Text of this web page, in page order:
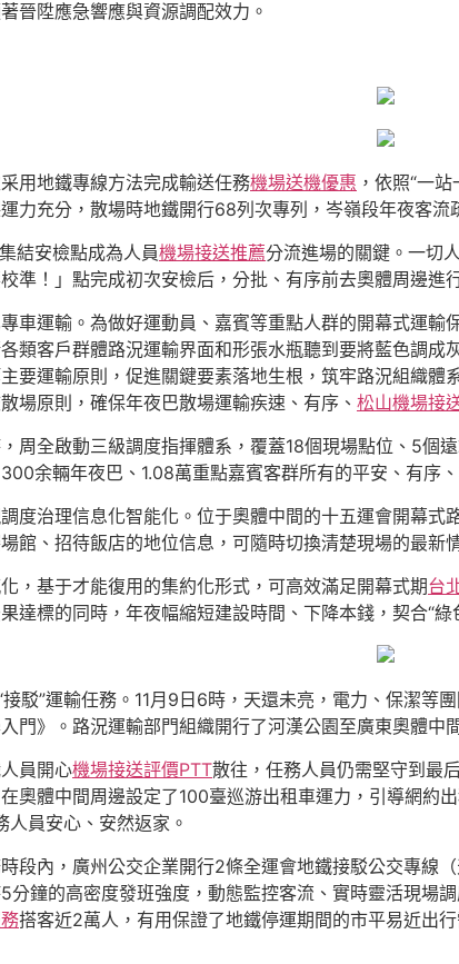
晉陞應急響應與資源調配效力。
用地鐵專線方法完成輸送任務機場送機優惠 ，依照“一
力充分，散場時地鐵開行68列次專列，岑嶺段年夜客流
結安檢點成為人員機場接送推薦分流進場的關鍵。一切
準！」點完成初次安檢后，分批、有序前去奧體周邊進
運輸。為做好運動員、嘉賓等重點人群的開幕式運輸
類客戶群體路況運輸界面和形張水瓶聽到要將藍色調
要運輸原則，促進關鍵要素落地生根，筑牢路況組織體
場原則，確保年夜巴散場運輸疾速、有序、 松山機場接
周全啟動三級調度指揮體系，覆蓋18個現場點位、5個
余輛年夜巴、1.08萬重點嘉賓客群所有的平安、有序
度治理信息化智能化。位于奧體中間的十五運會開幕
館、招待飯店的地位信息，可隨時切換清楚現場的最新
，基于才能復用的集約化形式，可高效滿足開幕式期台
達標的同時，年夜幅縮短建設時間、下降本錢，契合“綠
駁”運輸任務。11月9日6時，天還未亮，電力、保潔等
門》。路況運輸部門組織開行了河漢公園至廣東奧體中
員開心機場接送評價PTT散往，任務人員仍需堅守到最
奧體中間周邊設定了100臺巡游出租車運力，引導網約
人員安心、安然返家。
段內，廣州公交企業開行2條全運會地鐵接駁公交專線
分鐘的高密度發班強度，動態監控客流、實時靈活現場
搭客近2萬人，有用保證了地鐵停運期間的市平易近出行